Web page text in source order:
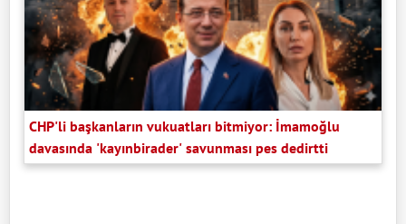
CHP'li başkanların vukuatları bitmiyor: İmamoğlu
davasında 'kayınbirader' savunması pes dedirtti